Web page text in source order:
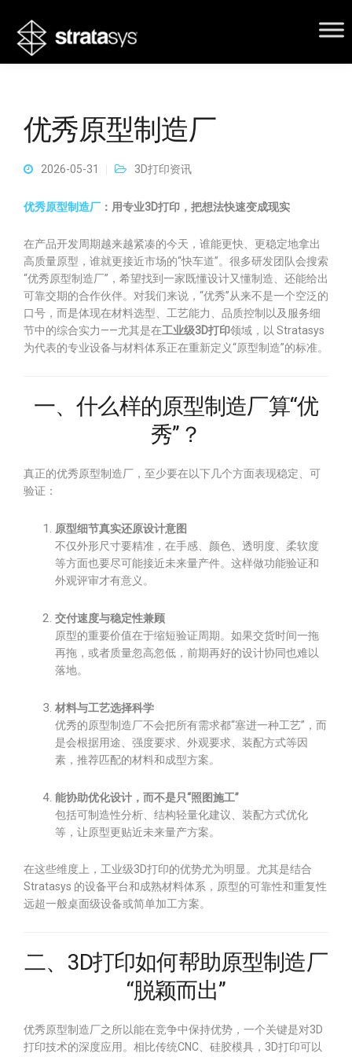
优秀原型制造厂
2026-05-31 3D打印资讯
优秀原型制造厂 ：用专业3D打印，把想法快速变成现实
在产品开发周期越来越紧凑的今天，谁能更快、更稳定地拿出
高质量原型，谁就更接近市场的“快车道”。很多研发团队会搜索
“优秀原型制造厂”，希望找到一家既懂设计又懂制造、还能给出
可靠交期的合作伙伴。对我们来说，“优秀”从来不是一个空泛的
口号，而是体现在材料选型、工艺能力、品质控制以及服务细
节中的综合实力——尤其是在工业级3D打印领域，以 Stratasys
为代表的专业设备与材料体系正在重新定义“原型制造”的标准。
一、什么样的原型制造厂算“优
秀”？
真正的优秀原型制造厂，至少要在以下几个方面表现稳定、可
验证：
原型细节真实还原设计意图
不仅外形尺寸要精准，在手感、颜色、透明度、柔软度
等方面也要尽可能接近未来量产件。这样做功能验证和
外观评审才有意义。
交付速度与稳定性兼顾
原型的重要价值在于缩短验证周期。如果交货时间一拖
再拖，或者质量忽高忽低，前期再好的设计协同也难以
落地。
材料与工艺选择科学
优秀的原型制造厂不会把所有需求都“塞进一种工艺”，而
是会根据用途、强度要求、外观要求、装配方式等因
素，推荐匹配的材料和成型方案。
能协助优化设计，而不是只“照图施工”
包括可制造性分析、结构轻量化建议、装配方式优化
等，让原型更贴近未来量产方案。
在这些维度上，工业级3D打印的优势尤为明显。尤其是结合
Stratasys 的设备平台和成熟材料体系，原型的可靠性和重复性
远超一般桌面级设备或简单加工方案。
二、3D打印如何帮助原型制造厂
“脱颖而出”
优秀原型制造厂之所以能在竞争中保持优势，一个关键是对3D
打印技术的深度应用。相比传统CNC、硅胶模具，3D打印可以